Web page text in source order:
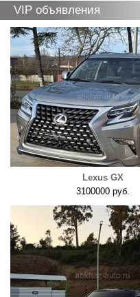
VIP объявления
Lexus GX
3100000 руб.